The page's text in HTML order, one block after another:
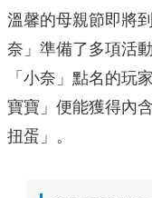
溫馨的母親節即將
奈」準備了多項活
「小奈」點名的玩
寶寶」便能獲得內
扭蛋」。